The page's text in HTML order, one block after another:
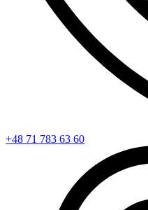
+48 71 783 63 60